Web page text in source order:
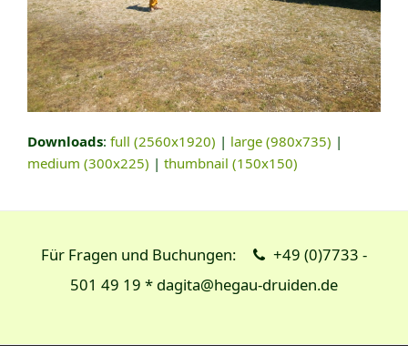
Downloads: full (2560x1920) | large (980x735) |
medium (300x225) | thumbnail (150x150)
Für Fragen und Buchungen:
+49 (0)7733 -
501 49 19 * dagita@hegau-druiden.de